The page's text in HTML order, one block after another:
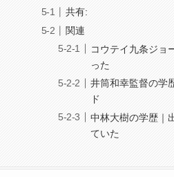
共有:
関連
コウテイ九条ジョ
った
井筒和幸監督の学
ド
中林大樹の学歴｜
ていた